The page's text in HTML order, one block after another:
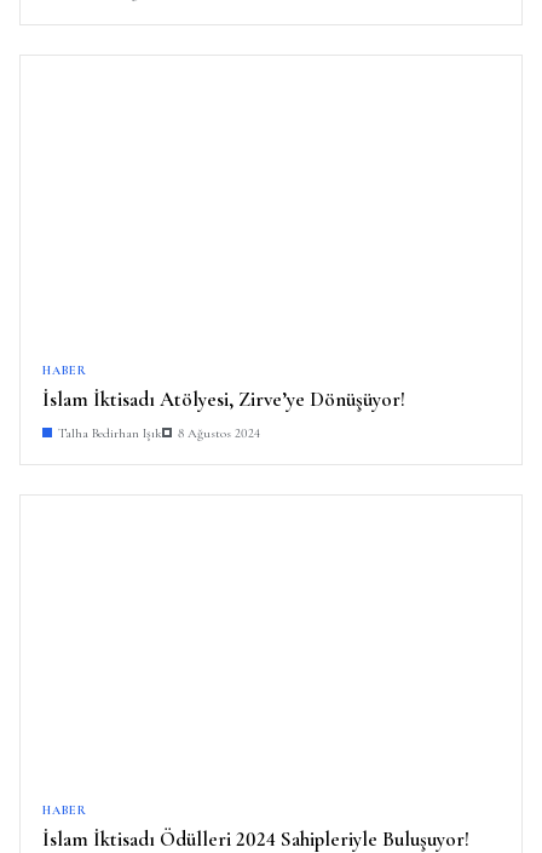
HABER
İslam İktisadı Atölyesi, Zirve’ye Dönüşüyor!
Talha Bedirhan Işık 8 Ağustos 2024
HABER
İslam İktisadı Ödülleri 2024 Sahipleriyle Buluşuyor!